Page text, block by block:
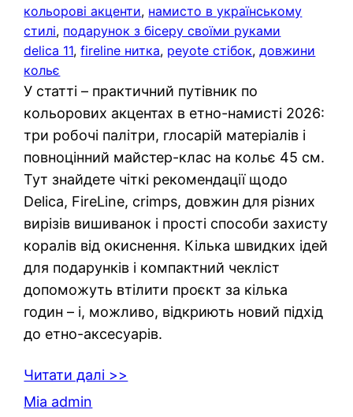
кольорові акценти, намисто в українському
стилі, подарунок з бісеру своїми руками
delica 11, fireline нитка, peyote стібок, довжини
кольє
У статті – практичний путівник по
кольорових акцентах в етно-намисті 2026:
три робочі палітри, глосарій матеріалів і
повноцінний майстер-клас на кольє 45 см.
Тут знайдете чіткі рекомендації щодо
Delica, FireLine, crimps, довжин для різних
вирізів вишиванок і прості способи захисту
коралів від окиснення. Кілька швидких ідей
для подарунків і компактний чекліст
допоможуть втілити проєкт за кілька
годин – і, можливо, відкриють новий підхід
до етно-аксесуарів.
Читати далі >>
Mia admin